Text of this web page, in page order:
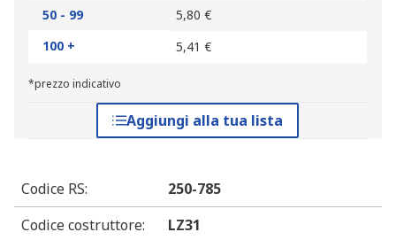
50 - 99
5,80 €
100 +
5,41 €
*prezzo indicativo
Aggiungi alla tua lista
Codice RS:
250-785
Codice costruttore:
LZ31